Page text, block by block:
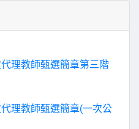
理教師甄選簡章第三階
理教師甄選簡章(一次公